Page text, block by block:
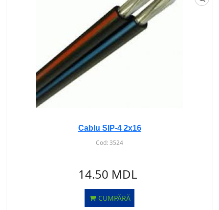
Cablu SIP-4 2x16
Cod:3524
14.50 MDL
CUMPĂRĂ